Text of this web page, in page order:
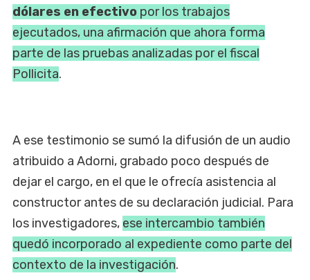
dólares en efectivo por los trabajos
ejecutados, una afirmación que ahora forma
parte de las pruebas analizadas por el fiscal
Pollicita.
A ese testimonio se sumó la difusión de un audio
atribuido a Adorni, grabado poco después de
dejar el cargo, en el que le ofrecía asistencia al
constructor antes de su declaración judicial. Para
los investigadores, ese intercambio también
quedó incorporado al expediente como parte del
contexto de la investigación.